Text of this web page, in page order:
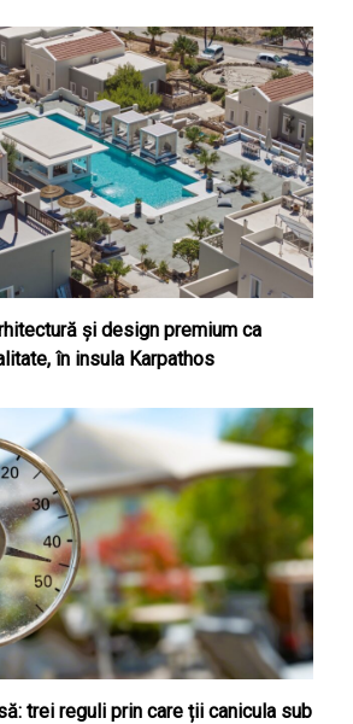
și design premium ca
în insula Karpathos
trei reguli prin care ții canicula sub